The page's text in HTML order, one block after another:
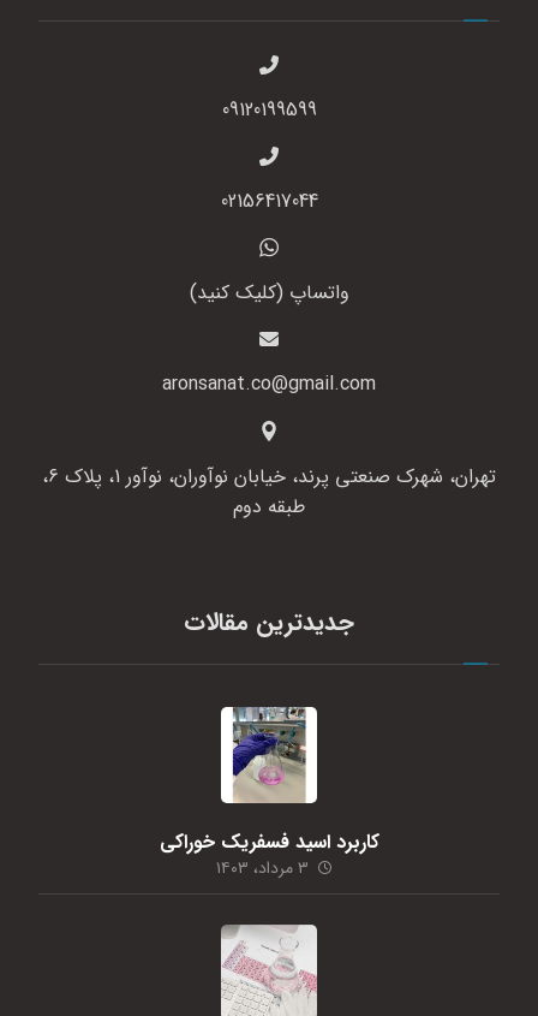
09120199599
02156417044
واتساپ (کلیک کنید)
aronsanat.co@gmail.com
تهران، شهرک صنعتی پرند، خیابان نوآوران، نوآور 1، پلاک 6،
طبقه دوم
جدیدترین مقالات
کاربرد اسید فسفریک خوراکی
۳ مرداد، ۱۴۰۳